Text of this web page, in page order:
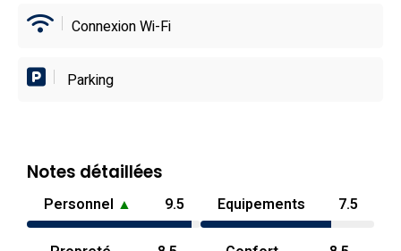
Connexion Wi-Fi
Parking
Notes détaillées
Personnel ▲ 9.5 Equipements 7.5